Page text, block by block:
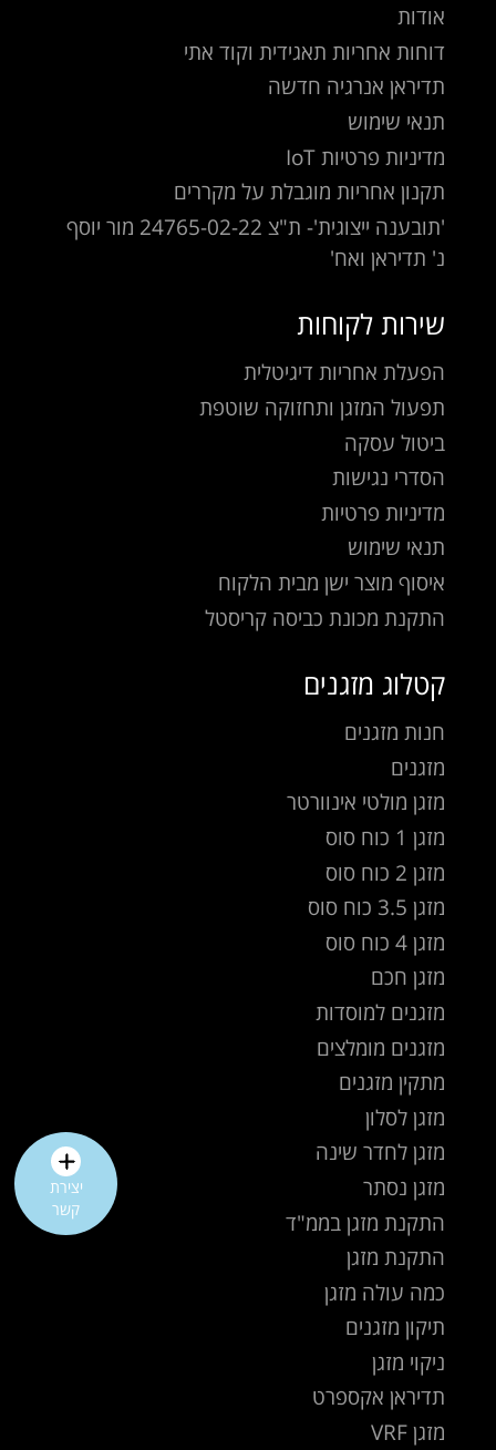
אודות
דוחות אחריות תאגידית וקוד אתי
תדיראן אנרגיה חדשה
תנאי שימוש
מדיניות פרטיות IoT
תקנון אחריות מוגבלת על מקררים
'תובענה ייצוגית'- ת"צ 24765-02-22 מור יוסף
נ' תדיראן ואח'
שירות לקוחות
הפעלת אחריות דיגיטלית
תפעול המזגן ותחזוקה שוטפת
ביטול עסקה
הסדרי נגישות
מדיניות פרטיות
תנאי שימוש
איסוף מוצר ישן מבית הלקוח
התקנת מכונת כביסה קריסטל
קטלוג מזגנים
חנות מזגנים
מזגנים
מזגן מולטי אינוורטר
מזגן 1 כוח סוס
מזגן 2 כוח סוס
מזגן 3.5 כוח סוס
מזגן 4 כוח סוס
מזגן חכם
מזגנים למוסדות
מזגנים מומלצים
מתקין מזגנים
מזגן לסלון
מזגן לחדר שינה
מזגן נסתר
התקנת מזגן בממ"ד
התקנת מזגן
כמה עולה מזגן
תיקון מזגנים
ניקוי מזגן
תדיראן אקספרט
מזגן VRF
יצירת
קשר